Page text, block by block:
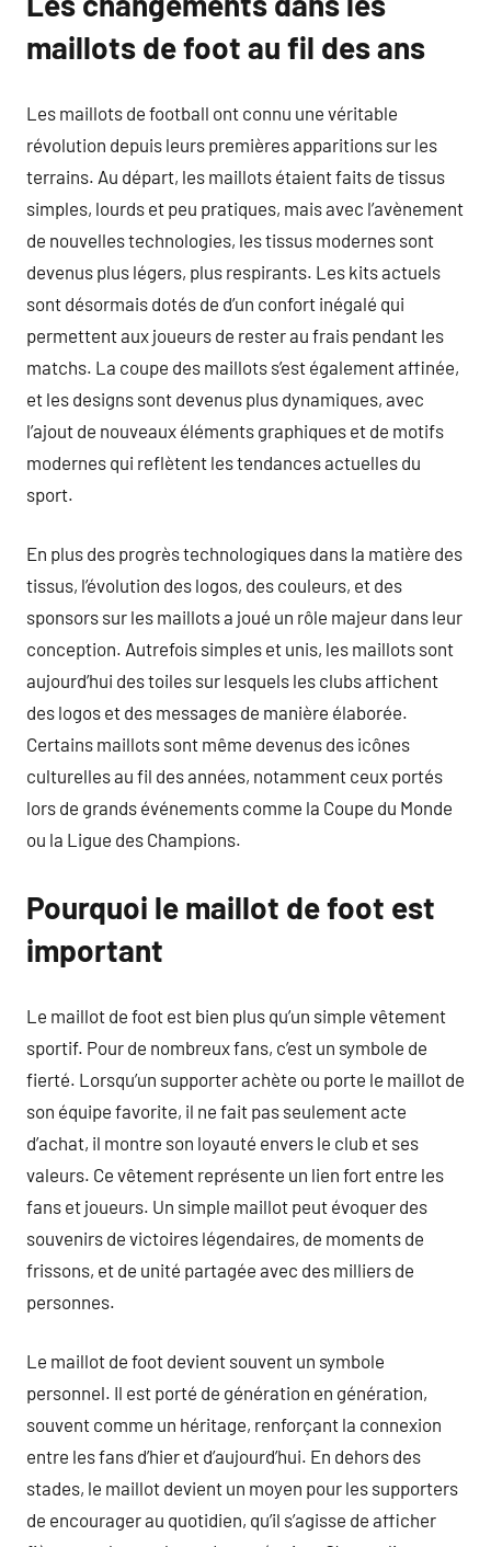
maillots de foot au fil des ans
Les maillots de football ont connu une véritable
révolution depuis leurs premières apparitions sur les
terrains. Au départ, les maillots étaient faits de tissus
simples, lourds et peu pratiques, mais avec l’avènement
de nouvelles technologies, les tissus modernes sont
devenus plus légers, plus respirants. Les kits actuels
sont désormais dotés de d’un confort inégalé qui
permettent aux joueurs de rester au frais pendant les
matchs. La coupe des maillots s’est également affinée,
et les designs sont devenus plus dynamiques, avec
l’ajout de nouveaux éléments graphiques et de motifs
modernes qui reflètent les tendances actuelles du
sport.
En plus des progrès technologiques dans la matière des
tissus, l’évolution des logos, des couleurs, et des
sponsors sur les maillots a joué un rôle majeur dans leur
conception. Autrefois simples et unis, les maillots sont
aujourd’hui des toiles sur lesquels les clubs affichent
des logos et des messages de manière élaborée.
Certains maillots sont même devenus des icônes
culturelles au fil des années, notamment ceux portés
lors de grands événements comme la Coupe du Monde
ou la Ligue des Champions.
Pourquoi le maillot de foot est
important
Le maillot de foot est bien plus qu’un simple vêtement
sportif. Pour de nombreux fans, c’est un symbole de
fierté. Lorsqu’un supporter achète ou porte le maillot de
son équipe favorite, il ne fait pas seulement acte
d’achat, il montre son loyauté envers le club et ses
valeurs. Ce vêtement représente un lien fort entre les
fans et joueurs. Un simple maillot peut évoquer des
souvenirs de victoires légendaires, de moments de
frissons, et de unité partagée avec des milliers de
personnes.
Le maillot de foot devient souvent un symbole
personnel. Il est porté de génération en génération,
souvent comme un héritage, renforçant la connexion
entre les fans d’hier et d’aujourd’hui. En dehors des
stades, le maillot devient un moyen pour les supporters
de encourager au quotidien, qu’il s’agisse de afficher